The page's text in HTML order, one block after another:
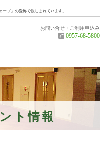
島原市有明
お問い合せ・ご利用申込み
0957-68-5800
ーブ」の愛称で親しまれています。
ト情報